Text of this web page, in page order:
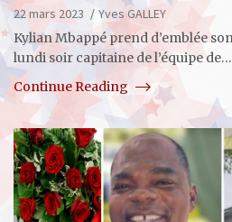
22 mars 2023
Yves GALLEY
Kylian Mbappé prend d’emblée
lundi soir capitaine de l’équipe de…
Continue Reading